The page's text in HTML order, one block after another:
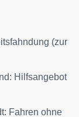
(zur
Hilfsangebot
Fahren ohne